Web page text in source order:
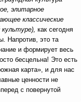
элитарное
классические
как сегодня
Напротив, это та
и формирует весь
бесцельна! Это есть
карта», и для нас
ценности не
с повернутой